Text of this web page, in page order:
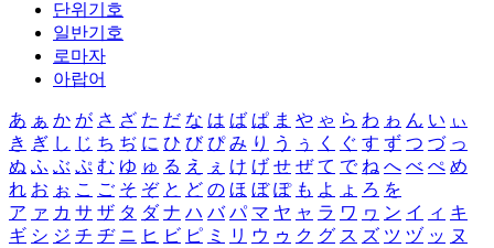
단위기호
일반기호
로마자
아랍어
あ ぁ か が さ ざ た だ な は ば ぱ ま や ゃ ら わ ゎ ん い ぃ
き ぎ し じ ち ぢ に ひ び ぴ み り う ぅ く ぐ す ず つ づ っ
ぬ ふ ぶ ぷ む ゆ ゅ る え ぇ け げ せ ぜ て で ね へ べ ぺ め
れ お ぉ こ ご そ ぞ と ど の ほ ぼ ぽ も よ ょ ろ を
ア ァ カ サ ザ タ ダ ナ ハ バ パ マ ヤ ャ ラ ワ ヮ ン イ ィ キ
ギ シ ジ チ ヂ ニ ヒ ビ ピ ミ リ ウ ゥ ク グ ス ズ ツ ヅ ッ ヌ